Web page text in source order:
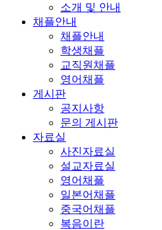
소개 및 안내
채플안내
채플안내
학생채플
교직원채플
영어채플
게시판
공지사항
문의 게시판
자료실
사진자료실
설교자료실
영어채플
일본어채플
중국어채플
복음이란